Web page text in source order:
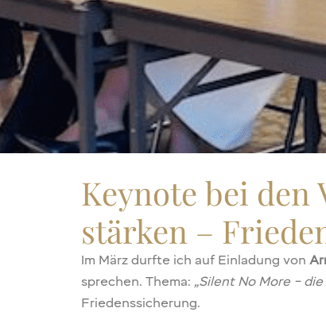
Keynote bei den
stärken –
Im März durfte ich auf Einladung von
sprechen. Thema: „Silent No More –
Friedenssicherung.